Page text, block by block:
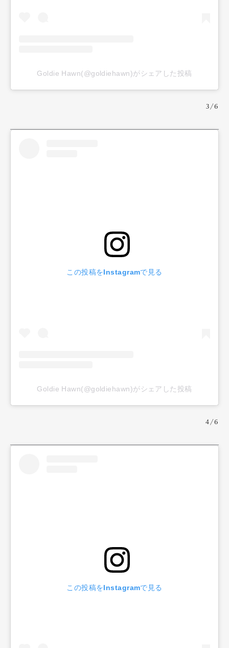
Goldie Hawn(@goldiehawn)がシェアした投稿
3/6
この投稿をInstagramで見る
Goldie Hawn(@goldiehawn)がシェアした投稿
4/6
この投稿をInstagramで見る